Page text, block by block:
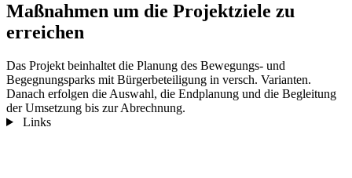
Maßnahmen um die Projektziele zu
erreichen
Das Projekt beinhaltet die Planung des Bewegungs- und
Begegnungsparks mit Bürgerbeteiligung in versch. Varianten.
Danach erfolgen die Auswahl, die Endplanung und die Begleitung
der Umsetzung bis zur Abrechnung.
Links